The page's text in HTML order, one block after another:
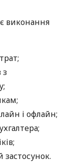
виконання
і офлайн;